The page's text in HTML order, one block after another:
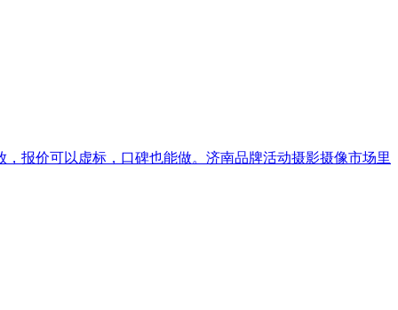
报价可以虚标，口碑也能做。济南品牌活动摄影摄像市场里